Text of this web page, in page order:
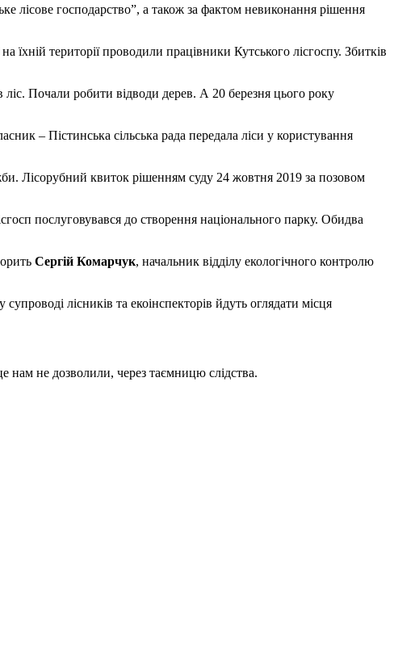
господарство”, а також за фактом невиконання рішення
території проводили працівники Кутського лісгоспу. Збитків
Почали робити відводи дерев. А 20 березня цього року
– Пістинська сільська рада передала ліси у користування
Лісорубний квиток рішенням суду 24 жовтня 2019 за позовом
послуговувався до створення національного парку. Обидва
Сергій Комарчук, начальник відділу екологічного контролю
лісників та екоінспекторів йдуть оглядати місця
нам не дозволили, через таємницю слідства.